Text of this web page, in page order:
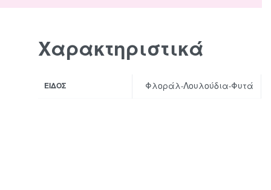
Χαρακτηριστικά
ΕΊΔΟΣ Φλοράλ-Λουλούδια-Φυτά